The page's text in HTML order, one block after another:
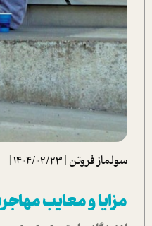
تحلیل
شیوانا
داستان
سولماز فروتن |
1404/02/23
|
مزایا و معایب